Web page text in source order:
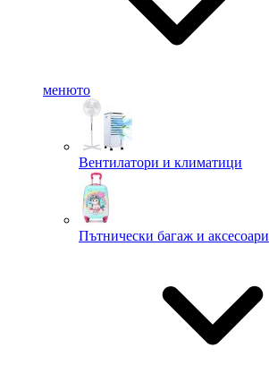
менюто
Вентилатори и климатици
Пътнически багаж и аксесоари